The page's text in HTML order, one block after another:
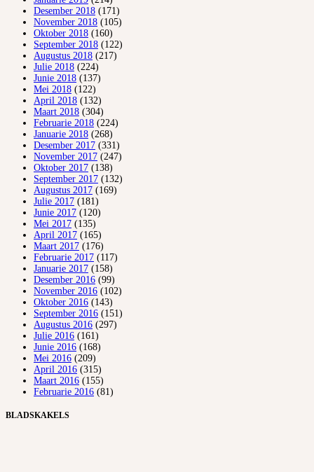
Desember 2018 (171)
November 2018 (105)
Oktober 2018 (160)
September 2018 (122)
Augustus 2018 (217)
Julie 2018 (224)
Junie 2018 (137)
Mei 2018 (122)
April 2018 (132)
Maart 2018 (304)
Februarie 2018 (224)
Januarie 2018 (268)
Desember 2017 (331)
November 2017 (247)
Oktober 2017 (138)
September 2017 (132)
Augustus 2017 (169)
Julie 2017 (181)
Junie 2017 (120)
Mei 2017 (135)
April 2017 (165)
Maart 2017 (176)
Februarie 2017 (117)
Januarie 2017 (158)
Desember 2016 (99)
November 2016 (102)
Oktober 2016 (143)
September 2016 (151)
Augustus 2016 (297)
Julie 2016 (161)
Junie 2016 (168)
Mei 2016 (209)
April 2016 (315)
Maart 2016 (155)
Februarie 2016 (81)
BLADSKAKELS